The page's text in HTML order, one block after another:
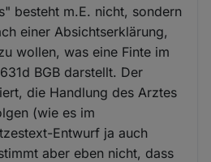
besteht m.E. nicht, sondern
einer Absichtserklärung,
wollen, was eine Finte im
BGB darstellt. Der
die Handlung des Arztes
(wie es im
Entwurf ja auch
aber eben nicht, dass